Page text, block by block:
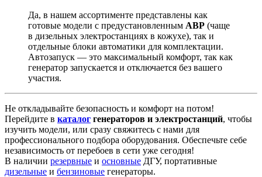
Да, в нашем ассортименте представлены как
готовые модели с предустановленным АВР (чаще
в дизельных электростанциях в кожухе), так и
отдельные блоки автоматики для комплектации.
Автозапуск — это максимальный комфорт, так как
генератор запускается и отключается без вашего
участия.
Не откладывайте безопасность и комфорт на потом!
Перейдите в каталог генераторов и электростанций, чтобы
изучить модели, или сразу свяжитесь с нами для
профессионального подбора оборудования. Обеспечьте себе
независимость от перебоев в сети уже сегодня!
В наличии резервные и основные ДГУ, портативные
дизельные и бензиновые генераторы.